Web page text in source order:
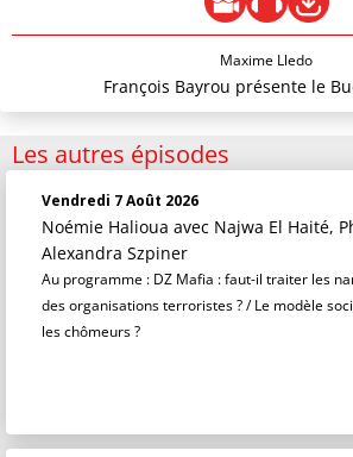
Maxime Lledo
François Bayrou présente le
Les autres épisodes
Vendredi 7 Août 2026
Noémie Halioua avec Najwa El Haité,
Alexandra Szpiner
Au programme : DZ Mafia : faut-il traiter les
des organisations terroristes ? / Le modèle
les chômeurs ?